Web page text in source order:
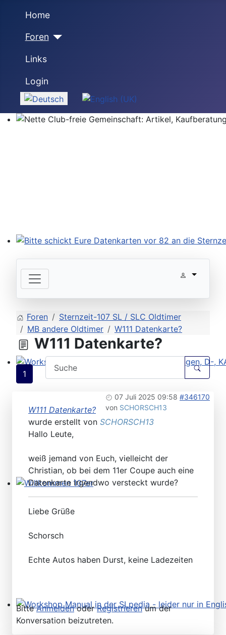
Home
Foren
Links
Login
Sprache auswählen
Workshops 2026 - Hzg & Klima 16.5. Erlangen, D-,
Willkommen 107er
Workshop Manual in der SLpedia - leider nur in
Foren
Sternzeit-107 SL / SLC Oldtimer
MB andere Oldtimer
W111 Datenkarte?
W111 Datenkarte?
1
07 Juli 2025 09:58 #346170
von SCHORSCH13
W111 Datenkarte?
wurde erstellt von SCHORSCH13
Hallo Leute,
weiß jemand von Euch, vielleicht der
Christian, ob bei dem 11er Coupe auch eine
Datenkarte irgendwo versteckt wurde?
Liebe Grüße
Schorsch
Echte Autos haben Durst, keine Ladezeiten
BitteAnmeldenoderRegistrierenum der
Konversation beizutreten.